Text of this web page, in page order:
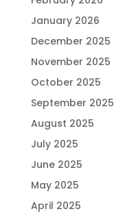
January 2026
December 2025
November 2025
October 2025
September 2025
August 2025
July 2025
June 2025
May 2025
April 2025